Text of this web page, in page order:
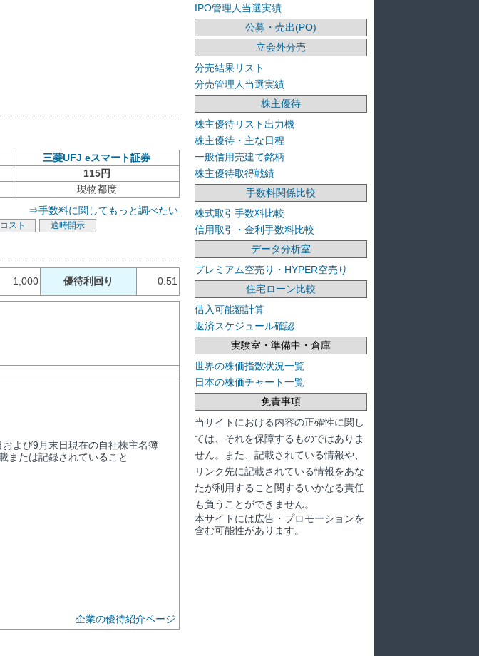
三菱UFJ eスマート証券
115円
現物都度
⇒手数料に関してもっと調べたい
スト 適時開示
1,000 優待利回り 0.51
よび9月末日現在の自社株主名簿
または記録されていること
企業の優待紹介ページ
IPO管理人当選実績
公募・売出(PO)
立会外分売
分売結果リスト
分売管理人当選実績
株主優待
株主優待リスト出力機
株主優待・主な日程
一般信用売建て銘柄
株主優待取得戦績
手数料関係比較
株式取引手数料比較
信用取引・金利手数料比較
データ分析室
プレミアム空売り・HYPER空売り
住宅ローン比較
借入可能額計算
返済スケジュール確認
実験室・準備中・倉庫
世界の株価指数状況一覧
日本の株価チャート一覧
免責事項
当サイトにおける内容の正確性に関し
ては、それを保障するものではありま
せん。また、記載されている情報や、
リンク先に記載されている情報をあな
たが利用すること関するいかなる責任
も負うことができません。
本サイトには広告・プロモーションを
含む可能性があります。